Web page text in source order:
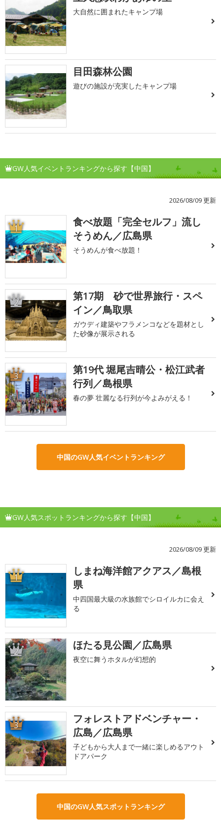
大自然に囲まれたキャンプ場
目田森林公園
遊びの施設が充実したキャンプ場
GW人気イベントランキングから探す【中国】
2026/08/09 更新
1
食べ放題「完全セルフ」流し
そうめん／広島県
そうめんが食べ放題！
2
第17期 砂で世界旅行・スペ
イン／鳥取県
ガウディ建築やフラメンコなどを題材とし
た砂像が展示される
3
第19代 堀尾吉晴公・松江武者
行列／島根県
春の夢 壮麗なる行列が今よみがえる！
中国のGW人気イベントランキング
GW人気スポットランキングから探す【中国】
2026/08/09 更新
1
しまね海洋館アクアス／島根
県
中四国最大級の水族館でシロイルカに会え
る
2 ほたる見公園／広島県
夜空に舞うホタルが幻想的
3
フォレストアドベンチャー・
広島／広島県
子どもから大人まで一緒に楽しめるアウト
ドアパーク
中国のGW人気スポットランキング